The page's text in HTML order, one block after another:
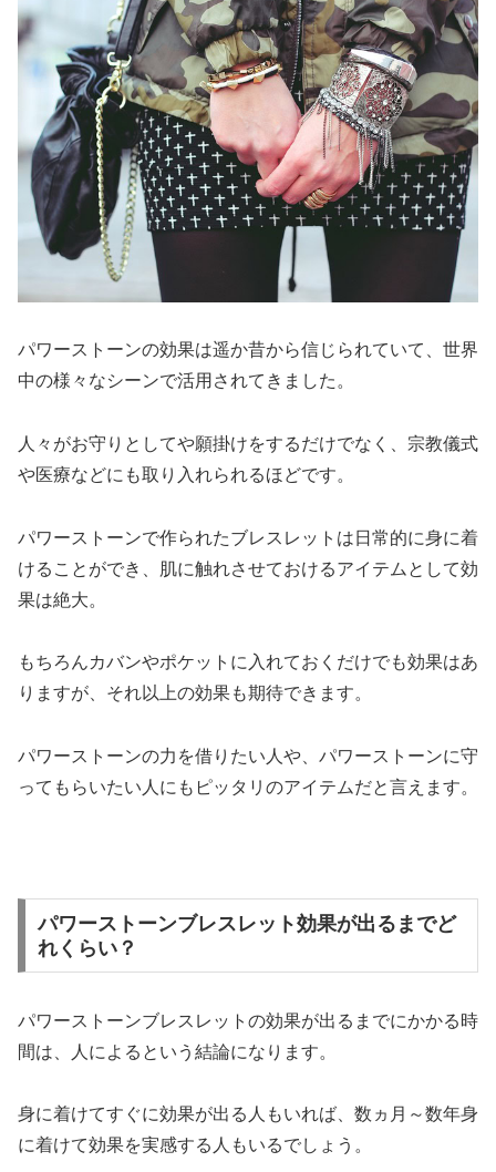
パワーストーンの効果は遥か昔から信じられていて、世界
中の様々なシーンで活用されてきました。
人々がお守りとしてや願掛けをするだけでなく、宗教儀式
や医療などにも取り入れられるほどです。
パワーストーンで作られたブレスレットは日常的に身に着
けることができ、肌に触れさせておけるアイテムとして効
果は絶大。
もちろんカバンやポケットに入れておくだけでも効果はあ
りますが、それ以上の効果も期待できます。
パワーストーンの力を借りたい人や、パワーストーンに守
ってもらいたい人にもピッタリのアイテムだと言えます。
パワーストーンブレスレット効果が出るまでど
れくらい？
パワーストーンブレスレットの効果が出るまでにかかる時
間は、人によるという結論になります。
身に着けてすぐに効果が出る人もいれば、数ヵ月～数年身
に着けて効果を実感する人もいるでしょう。